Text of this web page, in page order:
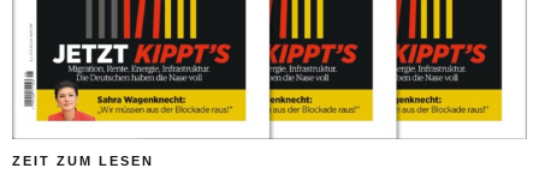
ZEIT ZUM LESEN